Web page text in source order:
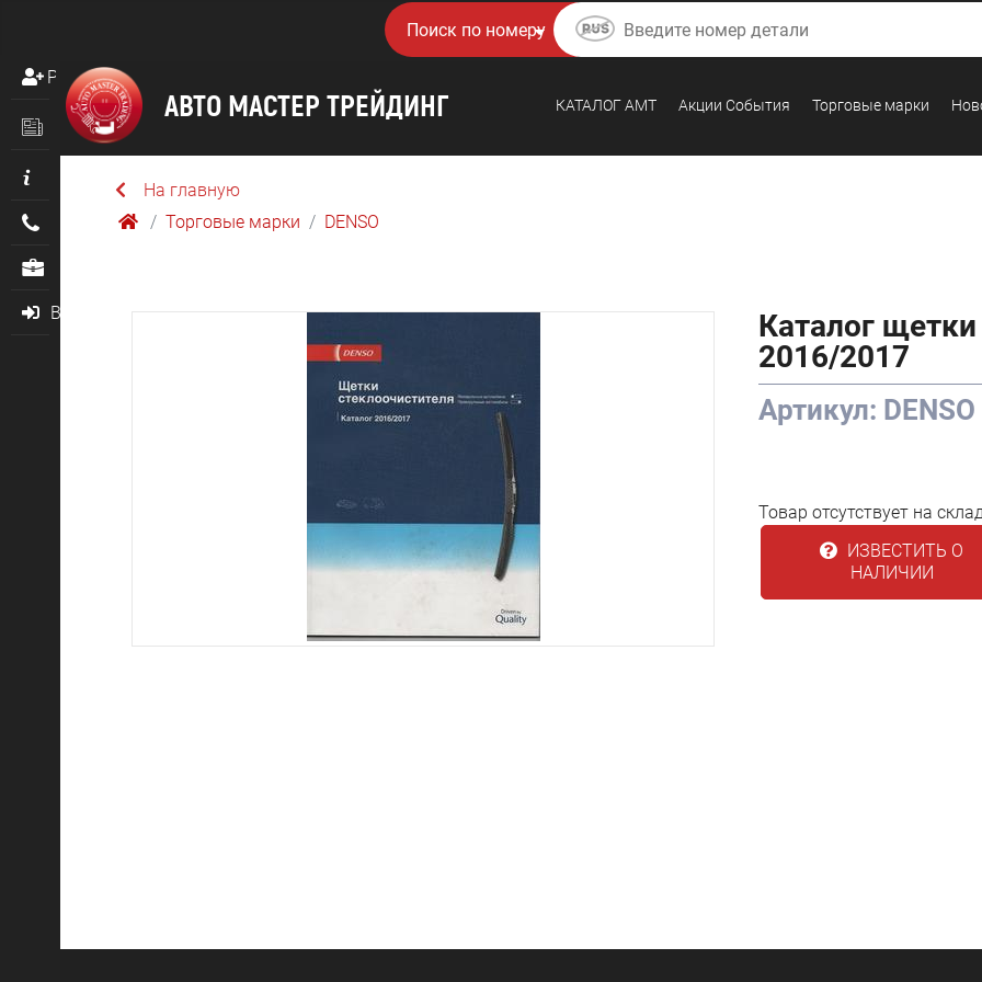
КАТАЛОГ AMТ Акции События Торговые марки
Регистрация
Новости
Информация
Контакты
Войти
На главную
Торговые марки
DENSO
Каталог
2016/2017
Артикул:
Товар отсутствует на
ИЗВЕСТИТЬ О
НАЛИЧИИ